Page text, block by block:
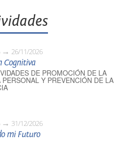
26/11/2026
Cognitiva
DE PROMOCIÓN DE LA
Y PREVENCIÓN DE LA
31/12/2026
mi Futuro